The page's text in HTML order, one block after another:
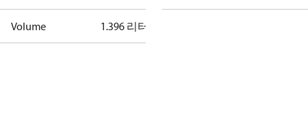
Volume 1.396 리터